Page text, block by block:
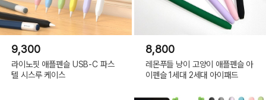
9,300
라이노핏 애플펜슬 USB-C 파스
텔 시스루 케이스
8,800
레몬푸들 냥이 고양이 애플펜슬 아
이펜슬 1세대 2세대 아이패드